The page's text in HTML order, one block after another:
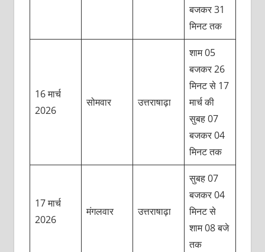
बजकर 31
मिनट तक
16 मार्च
2026
सोमवार उत्तराषाढ़ा
शाम 05
बजकर 26
मिनट से 17
मार्च की
सुबह 07
बजकर 04
मिनट तक
17 मार्च
2026
मंगलवार उत्तराषाढ़ा
सुबह 07
बजकर 04
मिनट से
शाम 08 बजे
तक